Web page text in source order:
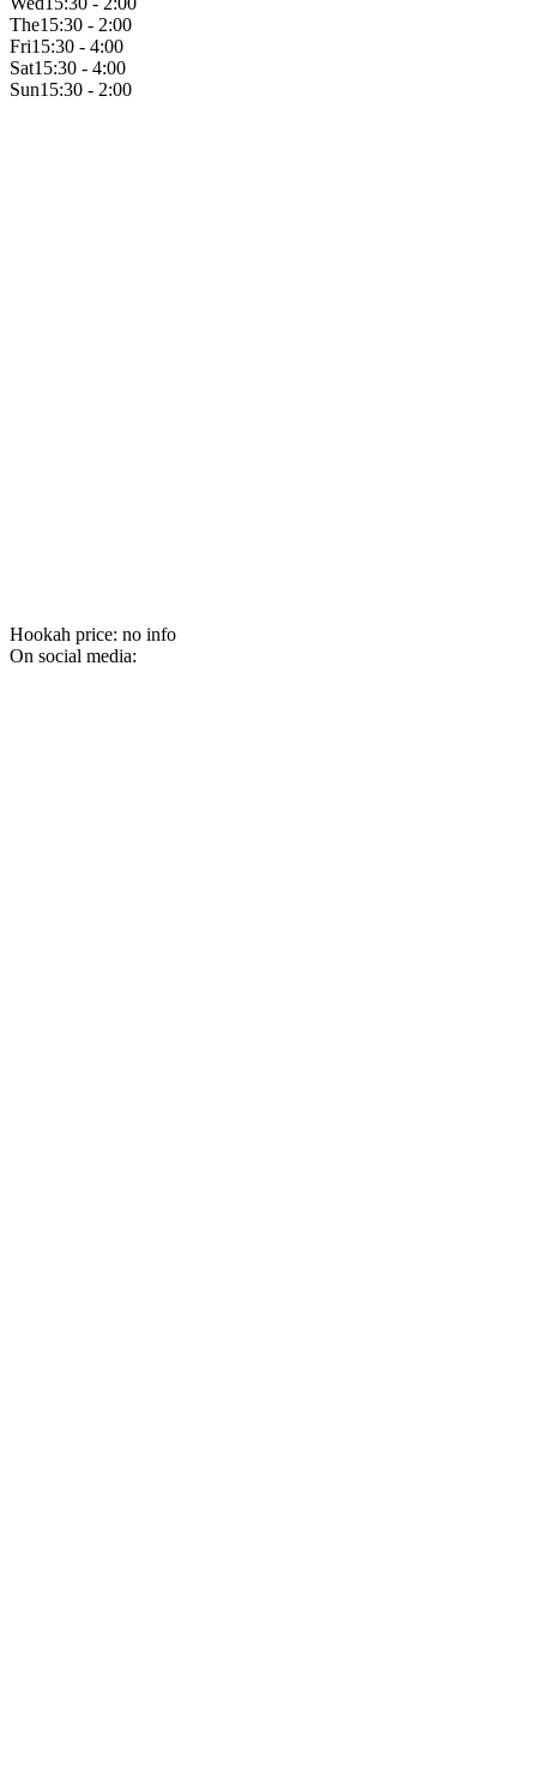
The15:30 - 2:00
Fri15:30 - 4:00
Sat15:30 - 4:00
Sun15:30 - 2:00
Hookah price: no info
On social media: